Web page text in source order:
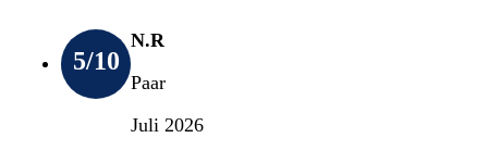
5/10
N.R
Paar
Juli 2026